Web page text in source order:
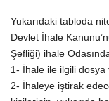
Yukarıdaki tabloda
Devlet İhale
Şefliği) ihale
1- İhale ile ilgili dosya
2- İhaleye iştirak